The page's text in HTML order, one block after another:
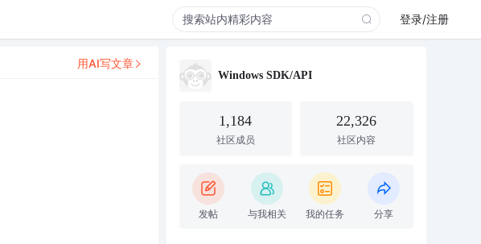
登录/注册
用AI写文章
Windows SDK/API
1,184
社区成员
22,326
社区内容
发帖 与我相关 我的任务 分享